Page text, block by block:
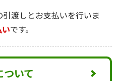
渡しとお支払いを行いま
です。
ついて